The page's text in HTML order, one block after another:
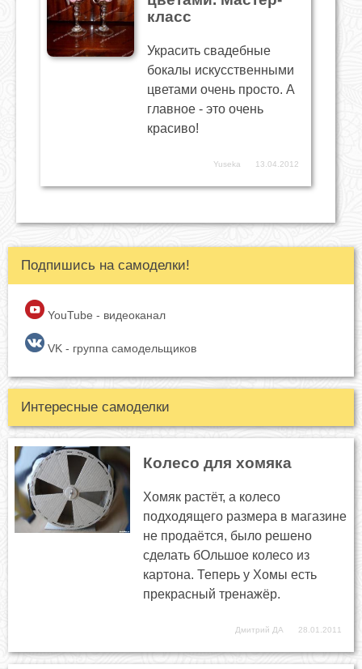
класс
Украсить свадебные
бокалы искусственными
цветами очень просто. А
главное - это очень
красиво!
Yuseka 13.04.2012
Подпишись на самоделки!
YouTube - видеоканал
VK - группа самодельщиков
Интересные самоделки
Колесо для хомяка
Хомяк растёт, а колесо
подходящего размера в магазине
не продаётся, было решено
сделать бОльшое колесо из
картона. Теперь у Хомы есть
прекрасный тренажёр.
Дмитрий ДА 28.01.2011